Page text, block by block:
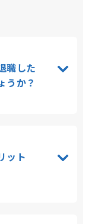
職した
うか？
ット